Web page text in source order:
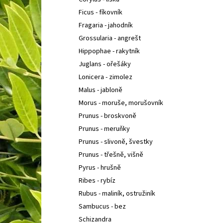
l
Ficus - fíkovník
Fragaria - jahodník
Grossularia - angrešt
Hippophae - rakytník
Juglans - ořešáky
Lonicera - zimolez
Malus - jabloně
Morus - moruše, morušovník
Prunus - broskvoně
Prunus - meruňky
Prunus - slivoně, švestky
Prunus - třešně, višně
Pyrus - hrušně
Ribes - rybíz
Rubus - maliník, ostružiník
Sambucus - bez
Schizandra
STÁLEZELENÁ, ŠTĚNIČNÍK